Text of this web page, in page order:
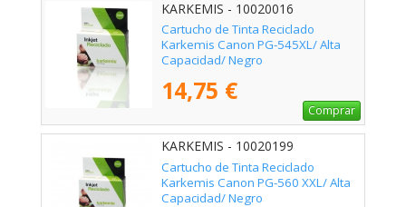
KARKEMIS - 10020016
Cartucho de Tinta Reciclado
Karkemis Canon PG-545XL/ Alta
Capacidad/ Negro
14,75 €
Comprar
KARKEMIS - 10020199
Cartucho de Tinta Reciclado
Karkemis Canon PG-560 XXL/ Alta
Capacidad/ Negro